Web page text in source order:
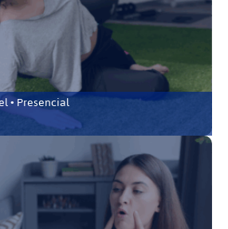
• Presencial